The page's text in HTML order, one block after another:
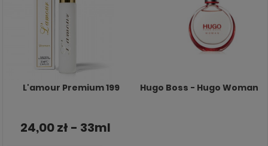
L'amour Premium 199 Hugo Boss - Hugo Woman
24,00 zł - 33ml